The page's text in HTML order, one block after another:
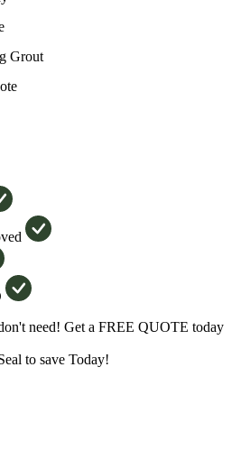
Grout
need! Get a FREE QUOTE today
to save Today!